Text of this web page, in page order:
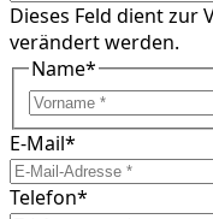
Dieses Feld dient zur
verändert werden.
Name*
E-Mail*
Telefon*